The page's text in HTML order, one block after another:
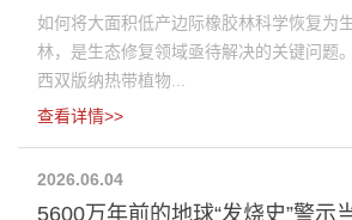
如何将大面积低产边际橡胶林科学恢复为
林，是生态修复领域亟待解决的关键问题
西双版纳热带植物...
查看详情>>
2026.06.04
​5600万年前的地球“发烧史”警示